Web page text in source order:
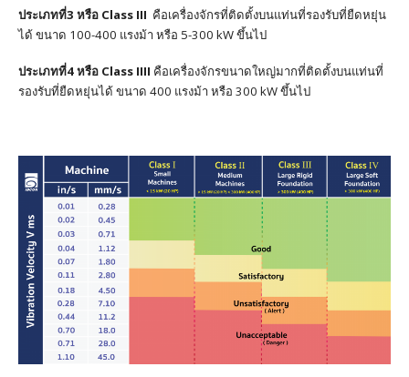
ประเภทที่3 หรือ Class III คือเครื่องจักรที่ติดตั้งบนแท่นที่รองรับที่ยืดหยุ่น
ได้ ขนาด 100-400 แรงม้า หรือ 5-300 kW ขึ้นไป
ประเภทที่4 หรือ Class IIII คือเครื่องจักรขนาดใหญ่มากที่ติดตั้งบนแท่นที่
รองรับที่ยืดหยุ่นได้ ขนาด 400 แรงม้า หรือ 300 kW ขึ้นไป